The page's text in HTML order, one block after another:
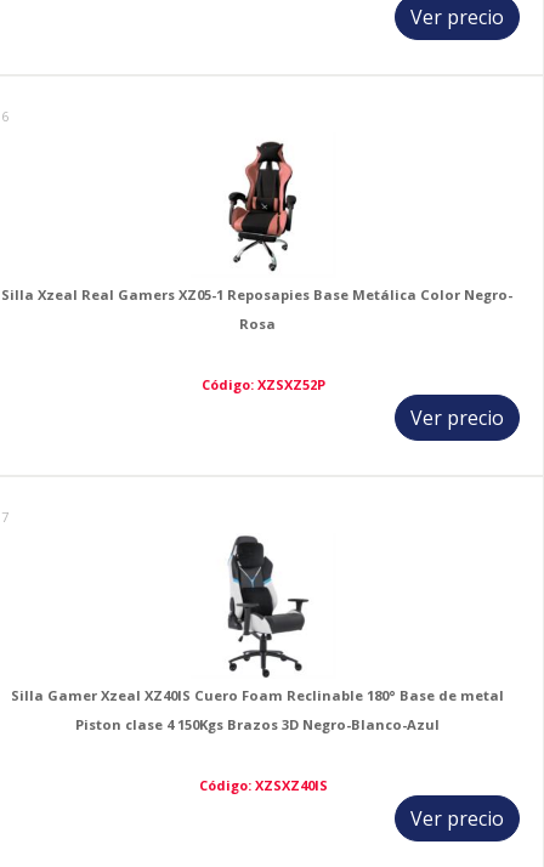
Ver precio
Silla Xzeal Real Gamers XZ05-1 Reposapies Base Metálica Color Negro-
Rosa
Código: XZSXZ52P
Ver precio
Silla Gamer Xzeal XZ40IS Cuero Foam Reclinable 180° Base de metal
Piston clase 4 150Kgs Brazos 3D Negro-Blanco-Azul
Código: XZSXZ40IS
Ver precio